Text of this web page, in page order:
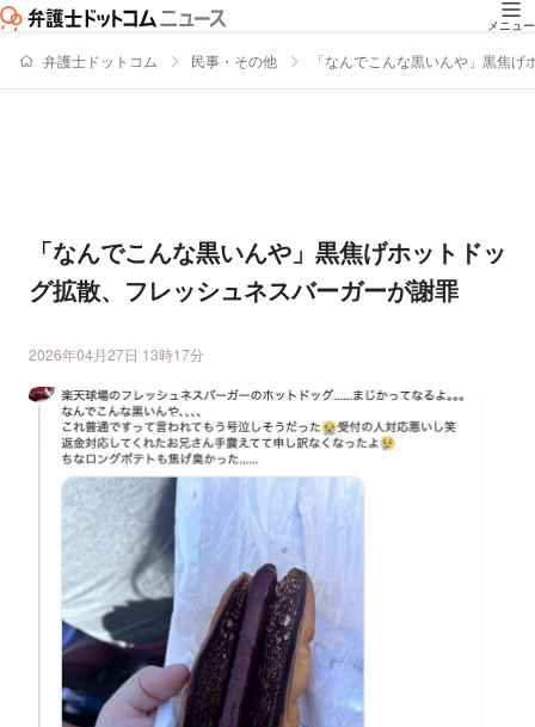
メニュー
弁護士ドットコム 民事・その他 「なんでこんな黒いんや」黒焦
「なんでこんな黒いんや」黒焦げホットドッ
グ拡散、フレッシュネスバーガーが謝罪
2026年04月27日 13時17分